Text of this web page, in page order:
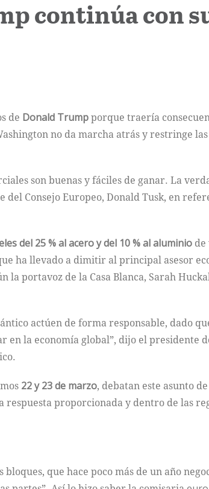
continúa con
de Donald Trumpporque traería
no da marcha atrás y restringe
son buenas y fáciles de ganar. La
Consejo Europeo, Donald Tusk, en
del 25 % al acero y del 10 % al aluminio de
ha llevado a dimitir al principal asesor
portavoz de la Casa Blanca, Sarah
actúen de forma responsable, dado
en la economía global”, dijo el presidente
22 y 23 de marzo, debatan este asunto
proporcionada y dentro de las
bloques, que hace poco más de un año